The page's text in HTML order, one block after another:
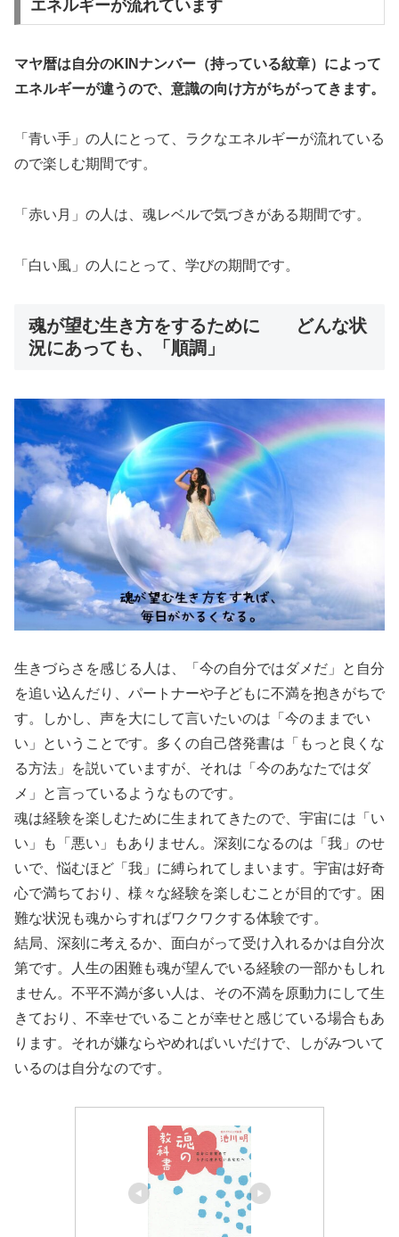
エネルギーが流れています
マヤ暦は自分のKINナンバー（持っている紋章）によって
エネルギーが違うので、意識の向け方がちがってきます。
「青い手」の人にとって、ラクなエネルギーが流れている
ので楽しむ期間です。
「赤い月」の人は、魂レベルで気づきがある期間です。
「白い風」の人にとって、学びの期間です。
魂が望む生き方をするために どんな状
況にあっても、「順調」
生きづらさを感じる人は、「今の自分ではダメだ」と自分
を追い込んだり、パートナーや子どもに不満を抱きがちで
す。しかし、声を大にして言いたいのは「今のままでい
い」ということです。多くの自己啓発書は「もっと良くな
る方法」を説いていますが、それは「今のあなたではダ
メ」と言っているようなものです。
魂は経験を楽しむために生まれてきたので、宇宙には「い
い」も「悪い」もありません。深刻になるのは「我」のせ
いで、悩むほど「我」に縛られてしまいます。宇宙は好奇
心で満ちており、様々な経験を楽しむことが目的です。困
難な状況も魂からすればワクワクする体験です。
結局、深刻に考えるか、面白がって受け入れるかは自分次
第です。人生の困難も魂が望んでいる経験の一部かもしれ
ません。不平不満が多い人は、その不満を原動力にして生
きており、不幸せでいることが幸せと感じている場合もあ
ります。それが嫌ならやめればいいだけで、しがみついて
いるのは自分なのです。